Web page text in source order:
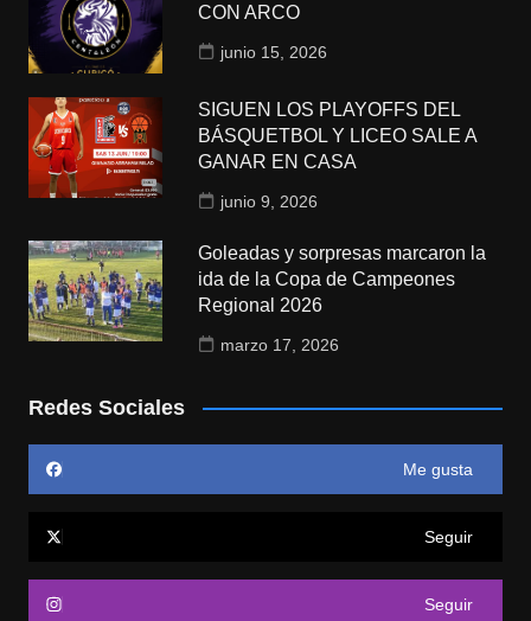
CON ARCO
junio 15, 2026
SIGUEN LOS PLAYOFFS DEL
BÁSQUETBOL Y LICEO SALE A
GANAR EN CASA
junio 9, 2026
Goleadas y sorpresas marcaron la
ida de la Copa de Campeones
Regional 2026
marzo 17, 2026
Redes Sociales
Me gusta
Seguir
Seguir